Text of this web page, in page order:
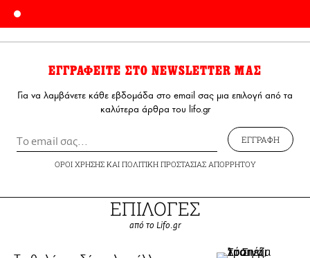
ΕΓΓΡΑΦΕΙΤΕ ΣΤΟ NEWSLETTER ΜΑΣ
Για να λαμβάνετε κάθε εβδομάδα στο email σας μια επιλογή από τα
καλύτερα άρθρα του lifo.gr
ΕΓΓΡΑΦΗ
ΟΡΟΙ ΧΡΗΣΗΣΚΑΙ ΠΟΛΙΤΙΚΗ ΠΡΟΣΤΑΣΙΑΣ ΑΠΟΡΡΗΤΟΥ
ΕΠΙΛΟΓΕΣ
από το Lifo.gr